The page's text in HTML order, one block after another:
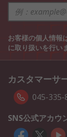
お客様の個人情報
に取り扱いを行い
カスタマーサ
045-335-
SNS公式アカウ